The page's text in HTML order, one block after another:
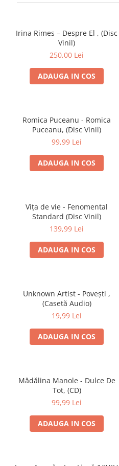
Irina Rimes – Despre El , (Disc
Vinil)
250,00 Lei
ADAUGA IN COS
Romica Puceanu - Romica
Puceanu, (Disc Vinil)
99,99 Lei
ADAUGA IN COS
Vița de vie - Fenomental
Standard (Disc Vinil)
139,99 Lei
ADAUGA IN COS
Unknown Artist - Povești ,
(Casetă Audio)
19,99 Lei
ADAUGA IN COS
Mădălina Manole - Dulce De
Tot, (CD)
99,99 Lei
ADAUGA IN COS